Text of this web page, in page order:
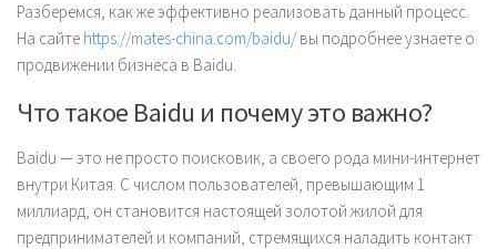
Разберемся, как же эффективно реализовать данный процесс.
На сайте https://mates-china.com/baidu/ вы подробнее узнаете о
продвижении бизнеса в Baidu.
Что такое Baidu и почему это важно?
Baidu — это не просто поисковик, а своего рода мини-интернет
внутри Китая. С числом пользователей, превышающим 1
миллиард, он становится настоящей золотой жилой для
предпринимателей и компаний, стремящихся наладить контакт